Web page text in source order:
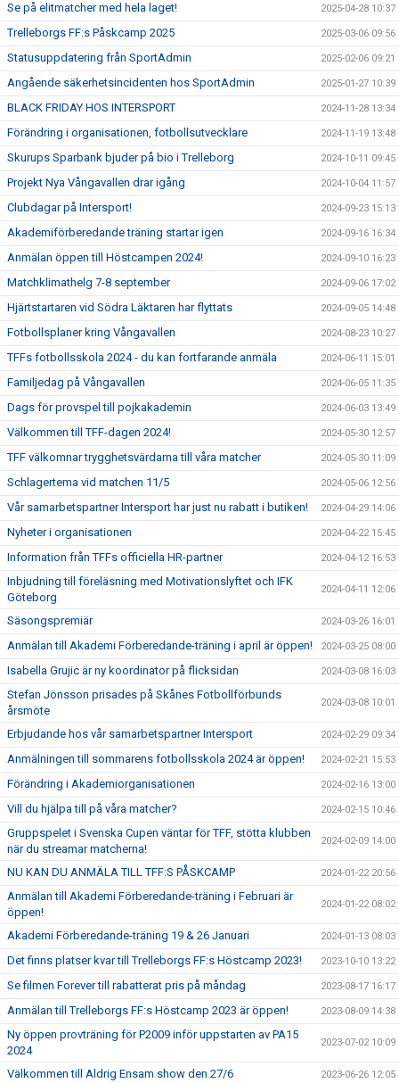
Se på elitmatcher med hela laget! 2025-04-28 10:37
Trelleborgs FF:s Påskcamp 2025 2025-03-06 09:56
Statusuppdatering från SportAdmin 2025-02-06 09:21
Angående säkerhetsincidenten hos SportAdmin 2025-01-27 10:39
BLACK FRIDAY HOS INTERSPORT 2024-11-28 13:34
Förändring i organisationen, fotbollsutvecklare 2024-11-19 13:48
Skurups Sparbank bjuder på bio i Trelleborg 2024-10-11 09:45
Projekt Nya Vångavallen drar igång 2024-10-04 11:57
Clubdagar på Intersport! 2024-09-23 15:13
Akademiförberedande träning startar igen 2024-09-16 16:34
Anmälan öppen till Höstcampen 2024! 2024-09-10 16:23
Matchklimathelg 7-8 september 2024-09-06 17:02
Hjärtstartaren vid Södra Läktaren har flyttats 2024-09-05 14:48
Fotbollsplaner kring Vångavallen 2024-08-23 10:27
TFFs fotbollsskola 2024 - du kan fortfarande anmäla 2024-06-11 15:01
Familjedag på Vångavallen 2024-06-05 11:35
Dags för provspel till pojkakademin 2024-06-03 13:49
Välkommen till TFF-dagen 2024! 2024-05-30 12:57
TFF välkomnar trygghetsvärdarna till våra matcher 2024-05-30 11:09
Schlagertema vid matchen 11/5 2024-05-06 12:56
Vår samarbetspartner Intersport har just nu rabatt i butiken! 2024-04-29 14:06
Nyheter i organisationen 2024-04-22 15:45
Information från TFFs officiella HR-partner 2024-04-12 16:53
Inbjudning till föreläsning med Motivationslyftet och IFK
Göteborg
2024-04-11 12:06
Säsongspremiär 2024-03-26 16:01
Anmälan till Akademi Förberedande-träning i april är öppen! 2024-03-25 08:00
Isabella Grujic är ny koordinator på flicksidan 2024-03-08 16:03
Stefan Jönsson prisades på Skånes Fotbollförbunds
årsmöte
2024-03-08 10:01
Erbjudande hos vår samarbetspartner Intersport 2024-02-29 09:34
Anmälningen till sommarens fotbollsskola 2024 är öppen! 2024-02-21 15:53
Förändring i Akademiorganisationen 2024-02-16 13:00
Vill du hjälpa till på våra matcher? 2024-02-15 10:46
Gruppspelet i Svenska Cupen väntar för TFF, stötta klubben
när du streamar matcherna!
2024-02-09 14:00
NU KAN DU ANMÄLA TILL TFF:S PÅSKCAMP 2024-01-22 20:56
Anmälan till Akademi Förberedande-träning i Februari är
öppen!
2024-01-22 08:02
Akademi Förberedande-träning 19 & 26 Januari 2024-01-13 08:03
Det finns platser kvar till Trelleborgs FF:s Höstcamp 2023! 2023-10-10 13:22
Se filmen Forever till rabatterat pris på måndag 2023-08-17 16:17
Anmälan till Trelleborgs FF:s Höstcamp 2023 är öppen! 2023-08-09 14:38
Ny öppen provträning för P2009 inför uppstarten av PA15
2024
2023-07-02 10:09
Välkommen till Aldrig Ensam show den 27/6 2023-06-26 12:05